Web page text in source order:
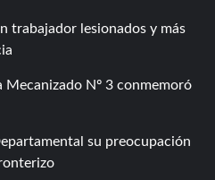
trabajador lesionados y más
Mecanizado Nº 3 conmemoró
su preocupación